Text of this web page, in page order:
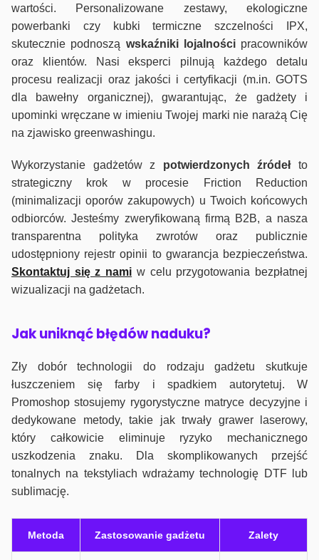
wartości. Personalizowane zestawy, ekologiczne
powerbanki czy kubki termiczne szczelności IPX,
skutecznie podnoszą wskaźniki lojalnościpracowników
oraz klientów. Nasi eksperci pilnują każdego detalu
procesu realizacji oraz jakości i certyfikacji (m.in. GOTS
dla bawełny organicznej), gwarantując, że gadżety i
upominki wręczane w imieniu Twojej marki nie narażą Cię
na zjawisko greenwashingu.
Wykorzystanie gadżetów z potwierdzonych źródełto
strategiczny krok w procesie Friction Reduction
(minimalizacji oporów zakupowych) u Twoich końcowych
odbiorców. Jesteśmy zweryfikowaną firmą B2B, a nasza
transparentna polityka zwrotów oraz publicznie
udostępniony rejestr opinii to gwarancja bezpieczeństwa.
Skontaktuj się z nami w celu przygotowania bezpłatnej
wizualizacji na gadżetach.
Jak uniknąć błędów naduku?
Zły dobór technologii do rodzaju gadżetu skutkuje
łuszczeniem się farby i spadkiem autorytetuj. W
Promoshop stosujemy rygorystyczne matryce decyzyjne i
dedykowane metody, takie jak trwały grawer laserowy,
który całkowicie eliminuje ryzyko mechanicznego
uszkodzenia znaku. Dla skomplikowanych przejść
tonalnych na tekstyliach wdrażamy technologię DTF lub
sublimację.
Metoda Zastosowanie gadżetu Zalety